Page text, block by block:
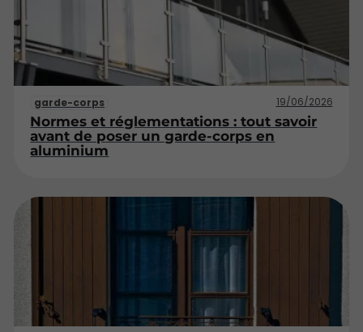
garde-corps 19/06/2026
Normes et réglementations : tout savoir
avant de poser un garde-corps en
aluminium